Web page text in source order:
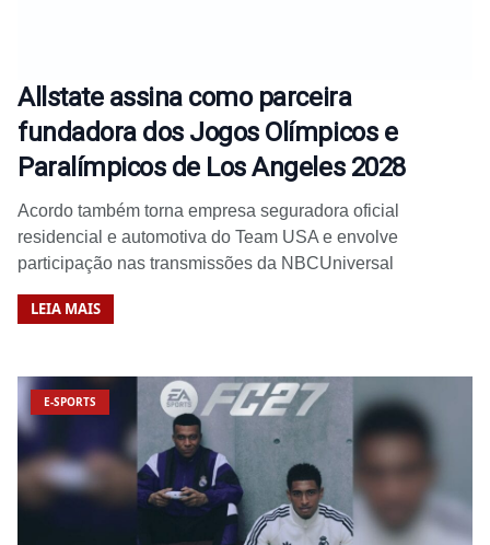
Allstate assina como parceira
fundadora dos Jogos Olímpicos e
Paralímpicos de Los Angeles 2028
Acordo também torna empresa seguradora oficial
residencial e automotiva do Team USA e envolve
participação nas transmissões da NBCUniversal
LEIA MAIS
E-SPORTS